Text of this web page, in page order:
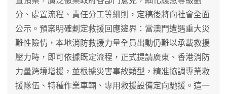
分、處置流程、責任分工等細則，定稿後將向社會全面
公示。預案明確劃定救援回應邊界：當澳門遭遇重大災
難性險情，本地消防救援力量全員出動仍難以承載救援
壓力時，即可依據既定流程，正式提請廣東、香港消防
力量跨境增援，並根據災害事故類型，精准協調專業救
援隊伍、特種作業車輛、專用救援設備定向馳援。這一